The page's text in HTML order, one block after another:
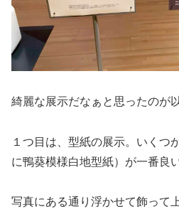
綺麗な展示だなぁと思ったのが
１つ目は、型紙の展示。いくつ
に鴨葵模様白地型紙）が一番良
写真にある通り浮かせて飾って